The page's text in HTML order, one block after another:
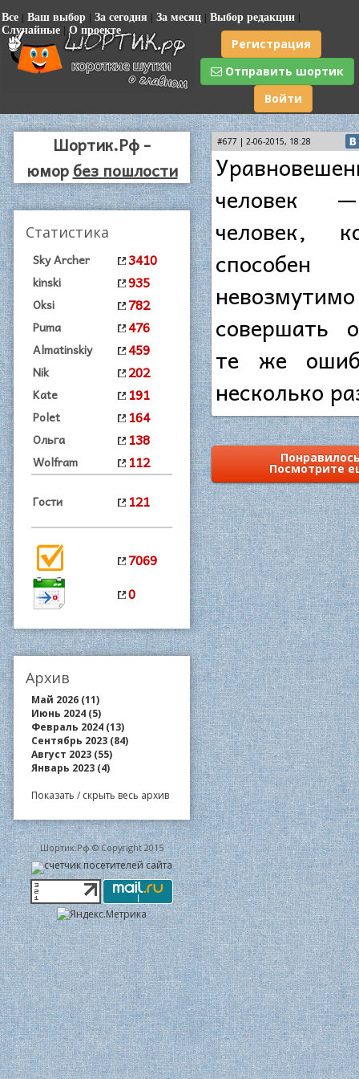
Все | Ваш выбор | За сегодня | За месяц | Выбор редакции |
Случайные | О проекте
Регистрация
Отправить шортик
Войти
Шортик.Рф -
юморбез пошлости
Статистика
Sky Archer 3410
kinski 935
Oksi 782
Puma 476
Almatinskiy 459
Nik 202
Kate 191
Polet 164
Ольга 138
Wolfram 112
Гости 121
7069
0
Архив
Май 2026 (11)
Июнь 2024 (5)
Февраль 2024 (13)
Сентябрь 2023 (84)
Август 2023 (55)
Январь 2023 (4)
Показать / скрыть весь архив
Шортик.Рф © Copyright 2015
#677 | 2-06-2015, 18:28
человек
человек,
способен
невозмутимо
совершать
те же
несколько
Посмотрите